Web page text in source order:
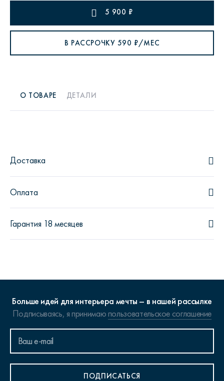
5 900 ₽
В РАССРОЧКУ 590 ₽/МЕС
О ТОВАРЕ ДЕТАЛИ
Доставка
Оплата
Гарантия 18 месяцев
Больше идей для интерьера мечты – в нашей рассылке
Подписываясь, я принимаюпользовательское соглашение
ПОДПИСАТЬСЯ